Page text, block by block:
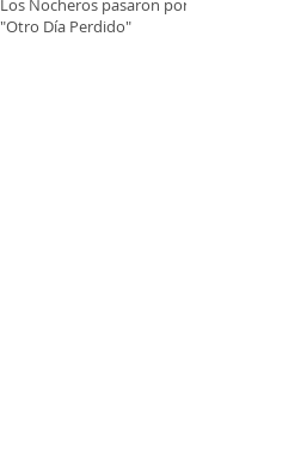
Los Nocheros pasaron por
"Otro Día Perdido"